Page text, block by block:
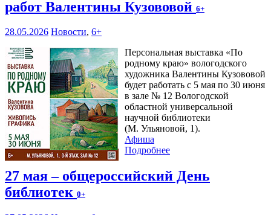
работ Валентины Кузововой 6+
28.05.2026 Новости, 6+
Персональная выставка «По
родному краю» вологодского
художника Валентины Кузововой
будет работать с 5 мая по 30 июня
в зале № 12 Вологодской
областной универсальной
научной библиотеки
(М. Ульяновой, 1).
Афиша
Подробнее
27 мая – общероссийский День
библиотек 0+